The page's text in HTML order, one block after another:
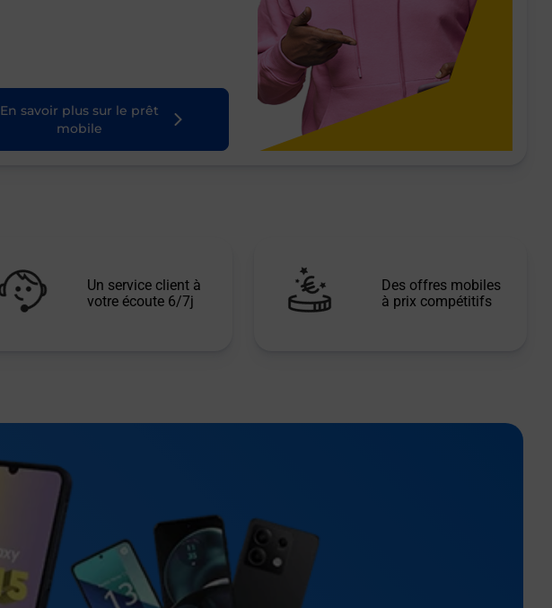
En savoir plus sur le prêt
mobile
Un service client à
votre écoute 6/7j
Des offres mobiles
à prix compétitifs